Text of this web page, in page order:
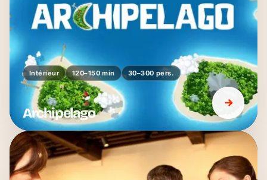
Intérieur 120–150 min 30–300 pers.
Archipelago